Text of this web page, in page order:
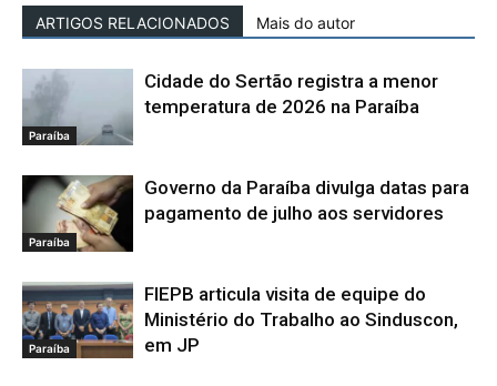
ARTIGOS RELACIONADOS Mais do autor
Paraíba
Cidade do Sertão registra a menor
temperatura de 2026 na Paraíba
Paraíba
Governo da Paraíba divulga datas para
pagamento de julho aos servidores
Paraíba
FIEPB articula visita de equipe do
Ministério do Trabalho ao Sinduscon,
em JP